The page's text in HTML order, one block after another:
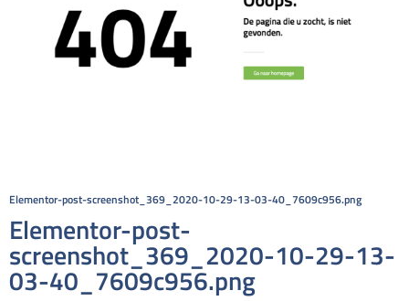
Elementor-post-screenshot_369_2020-10-29-13-03-40_7609c956.png
Elementor-post-
screenshot_369_2020-10-29-13-
03-40_7609c956.png